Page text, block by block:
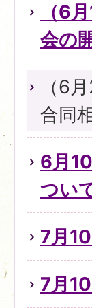
（6
会の
（6
合同
6月
つい
7月
7月